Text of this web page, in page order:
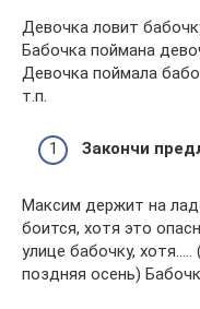
Девочка ловит
Бабочка поймана
Девочка поймала
т.п.
Закончи
Максим держит на
боится, хотя это
улице бабочку,
поздняя осень)